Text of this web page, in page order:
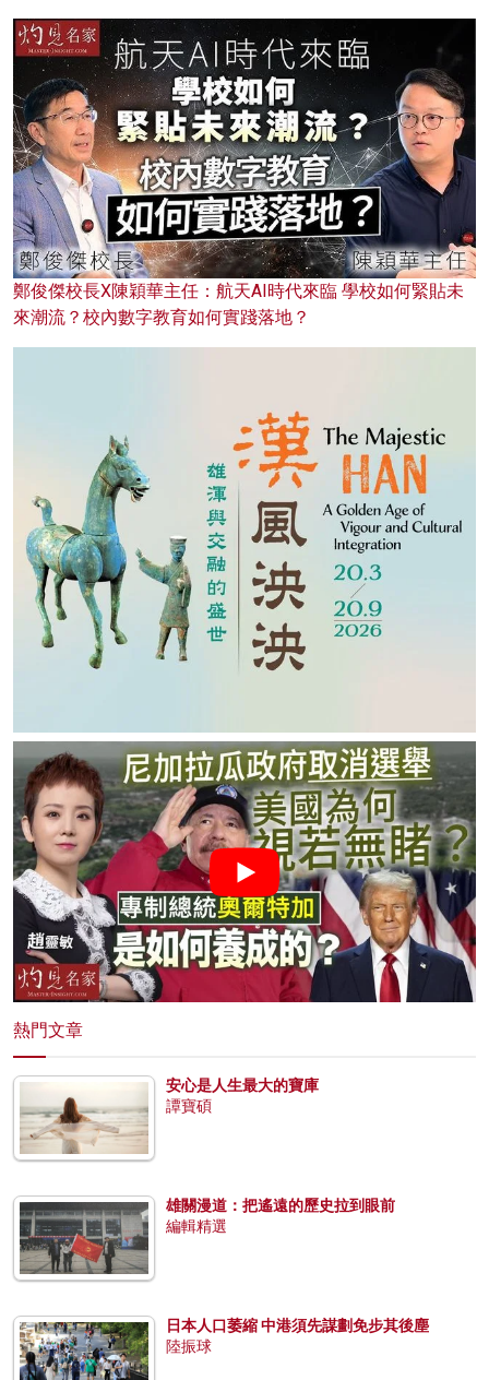
鄭俊傑校長X陳穎華主任：航天AI時代來臨 學校如何緊貼未
來潮流？校內數字教育如何實踐落地？
熱門文章
安心是人生最大的寶庫
譚寶碩
雄關漫道：把遙遠的歷史拉到眼前
編輯精選
日本人口萎縮 中港須先謀劃免步其後塵
陸振球